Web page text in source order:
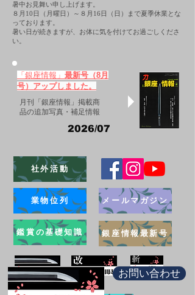
暑中お見舞い申し上げます。
８月10日（月曜日）～８月16日（日）まで夏季休業とな
っております。
​暑い日が続きますが、お体に気を付けてお過ごしくださ
い。
「銀座情報」 最新号（8月
号）アップしました。
月刊「銀座情報」掲載商
品の追加写真・補足情報
2026/07
社外活動
業物位列
鑑賞の基礎知識
メールマガジン
銀座情報最新号
お問い合わせ